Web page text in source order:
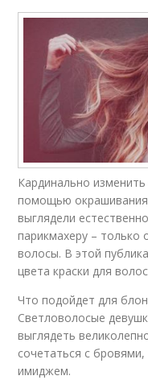
Кардинально
помощью
выглядели
парикмахеру – только
волосы. В этой
цвета краски для
Что подойдет для
Светловолосые
выглядеть
сочетаться с
имиджем.